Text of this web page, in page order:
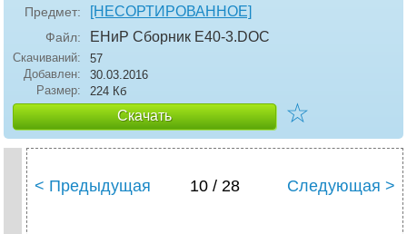
Предмет: [НЕСОРТИРОВАННОЕ]
Файл: ЕНиР Сборник Е40-3.DOC
Скачиваний:
57
Добавлен:
30.03.2016
Размер:
224 Кб
Скачать ☆
< Предыдущая 10 / 28 Следующая >